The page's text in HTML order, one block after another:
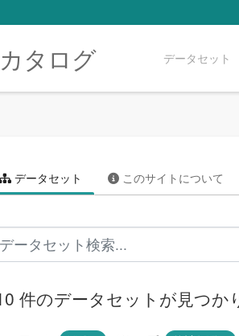
タログ データセット
データセット このサイトについて
件のデータセットが見つか